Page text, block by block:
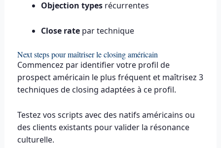
Objection typesrécurrentes
Close ratepar technique
Next steps pour maîtriser le closing américain
Commencez par identifier votre profil de
prospect américain le plus fréquent et maîtrisez 3
techniques de closing adaptées à ce profil.
Testez vos scripts avec des natifs américains ou
des clients existants pour valider la résonance
culturelle.